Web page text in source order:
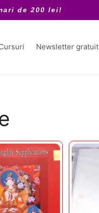
de 200 lei!
Newsletter gratuit